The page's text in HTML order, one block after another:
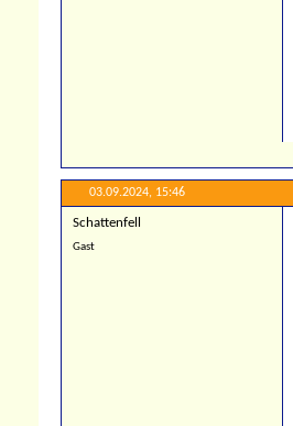
03.09.2024, 15:46
Schattenfell
Gast